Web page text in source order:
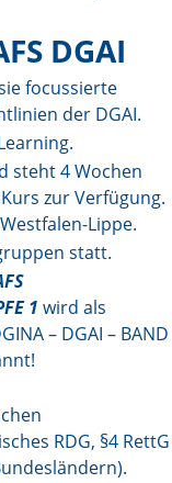
DGAI
focussierte
der DGAI.
steht 4 Wochen
zur Verfügung.
Lippe.
statt.
1 wird als
– DGAI – BAND
RDG, §4 RettG